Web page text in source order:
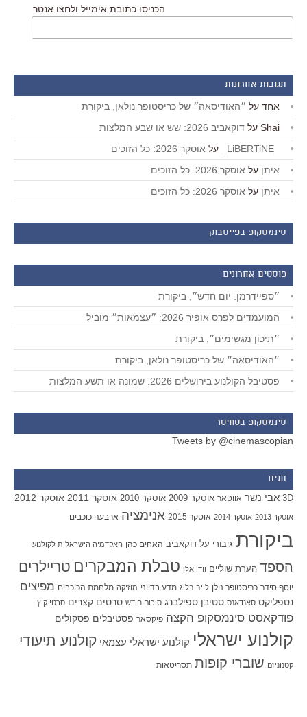
הכניסו כתובת אימייל ולחצו אנטר
תגובות אחרונות
אחד על ״האודיסאה״ של כריסטופר נולאן, ביקורת
Shai על דוקאביב 2026: שש או שבע המלצות
על אוסקר 2026: כל הזוכים
איתן על אוסקר 2026: כל הזוכים
איתן על אוסקר 2026: כל הזוכים
סינמסקופ בפייסבוק
פוסטים אחרונים
״ספיידרמן: יום חדש״, ביקורת
המועמדים לפרס אופיר 2026: ״עצמאות״ מוביל
״תיכון מגשימים״, ביקורת
״האודיסאה״ של כריסטופר נולאן, ביקורת
פסטיבל הקולנוע בירושלים 2026: שמונה או תשע המלצות
סינמסקופ בטוויטר
Tweets by @cinemascopian
תגים
3D אבי נשר אווטאר אוסקר 2009 אוסקר 2010 אוסקר 2011 אוסקר 2012
אוסקר 2013 אוסקר 2014 אוסקר 2015 אנימציה ארבעה כוכבים
ביקורת גיבורי על דוקאביב האחים כהן האקדמיה הישראלית לקולנוע
הספד הערת שוליים וודי אלן טבלת המבקרים טריילרים
יוסף סידר כריסטופר נולן לייב בלוג מדע בדיוני מוזיקה מלחמת הכוכבים מפיצים
נטפליקס סאנדאנס סטיבן ספילברג סיכום חודש סרטים קצרים סרטי קיץ
פודקאסט סינמסקופ הקצה פיקסאר פסטיבלים פסקולים
קולנוע ישראלי קולנוע ישראלי עצמאי קולנוע תיעודי
קטנוניזם שוברי קופות תסריטאות